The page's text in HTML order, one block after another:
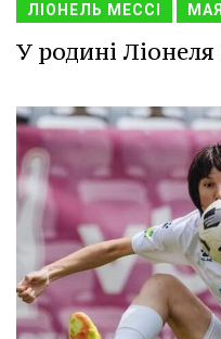
ЛІОНЕЛЬ МЕССІ
У родині Ліонеля